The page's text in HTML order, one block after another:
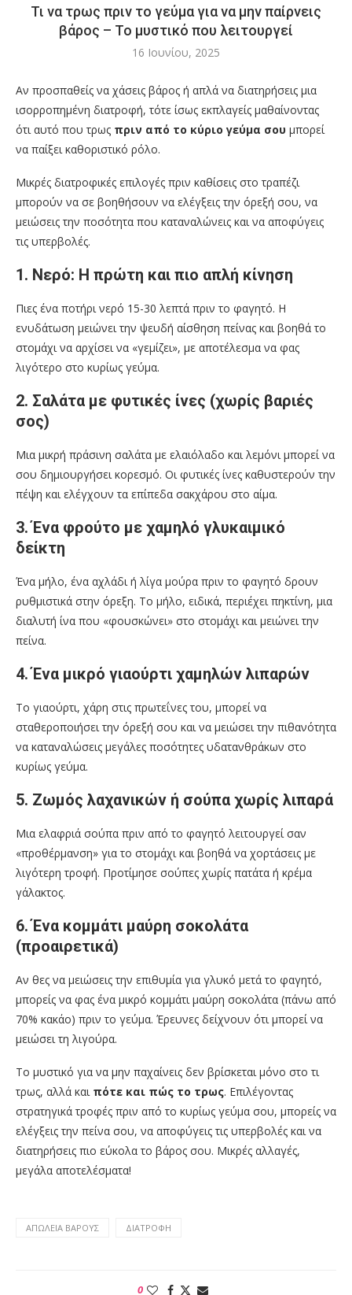
Τι να τρως πριν το γεύμα για να μην παίρνεις
βάρος – Το μυστικό που λειτουργεί
16 Ιουνίου, 2025
Αν προσπαθείς να χάσεις βάρος ή απλά να διατηρήσεις μια
ισορροπημένη διατροφή, τότε ίσως εκπλαγείς μαθαίνοντας
ότι αυτό που τρως πριν από το κύριο γεύμα σου μπορεί
να παίξει καθοριστικό ρόλο.
Μικρές διατροφικές επιλογές πριν καθίσεις στο τραπέζι
μπορούν να σε βοηθήσουν να ελέγξεις την όρεξή σου, να
μειώσεις την ποσότητα που καταναλώνεις και να αποφύγεις
τις υπερβολές.
1. Νερό: Η πρώτη και πιο απλή κίνηση
Πιες ένα ποτήρι νερό 15-30 λεπτά πριν το φαγητό. Η
ενυδάτωση μειώνει την ψευδή αίσθηση πείνας και βοηθά το
στομάχι να αρχίσει να «γεμίζει», με αποτέλεσμα να φας
λιγότερο στο κυρίως γεύμα.
2. Σαλάτα με φυτικές ίνες (χωρίς βαριές
σος)
Μια μικρή πράσινη σαλάτα με ελαιόλαδο και λεμόνι μπορεί να
σου δημιουργήσει κορεσμό. Οι φυτικές ίνες καθυστερούν την
πέψη και ελέγχουν τα επίπεδα σακχάρου στο αίμα.
3. Ένα φρούτο με χαμηλό γλυκαιμικό
δείκτη
Ένα μήλο, ένα αχλάδι ή λίγα μούρα πριν το φαγητό δρουν
ρυθμιστικά στην όρεξη. Το μήλο, ειδικά, περιέχει πηκτίνη, μια
διαλυτή ίνα που «φουσκώνει» στο στομάχι και μειώνει την
πείνα.
4. Ένα μικρό γιαούρτι χαμηλών λιπαρών
Το γιαούρτι, χάρη στις πρωτεΐνες του, μπορεί να
σταθεροποιήσει την όρεξή σου και να μειώσει την πιθανότητα
να καταναλώσεις μεγάλες ποσότητες υδατανθράκων στο
κυρίως γεύμα.
5. Ζωμός λαχανικών ή σούπα χωρίς λιπαρά
Μια ελαφριά σούπα πριν από το φαγητό λειτουργεί σαν
«προθέρμανση» για το στομάχι και βοηθά να χορτάσεις με
λιγότερη τροφή. Προτίμησε σούπες χωρίς πατάτα ή κρέμα
γάλακτος.
6. Ένα κομμάτι μαύρη σοκολάτα
(προαιρετικά)
Αν θες να μειώσεις την επιθυμία για γλυκό μετά το φαγητό,
μπορείς να φας ένα μικρό κομμάτι μαύρη σοκολάτα (πάνω από
70% κακάο) πριν το γεύμα. Έρευνες δείχνουν ότι μπορεί να
μειώσει τη λιγούρα.
Το μυστικό για να μην παχαίνεις δεν βρίσκεται μόνο στο τι
τρως, αλλά και πότε και πώς το τρως. Επιλέγοντας
στρατηγικά τροφές πριν από το κυρίως γεύμα σου, μπορείς να
ελέγξεις την πείνα σου, να αποφύγεις τις υπερβολές και να
διατηρήσεις πιο εύκολα το βάρος σου. Μικρές αλλαγές,
μεγάλα αποτελέσματα!
ΑΠΏΛΕΙΑ ΒΑΡΟΥΣ ΔΙΑΤΡΟΦΉ
0